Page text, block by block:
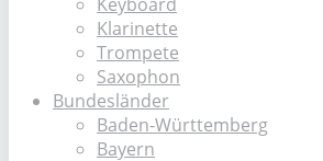
Klarinette
Trompete
Saxophon
Bundesländer
Baden-Württemberg
Bayern